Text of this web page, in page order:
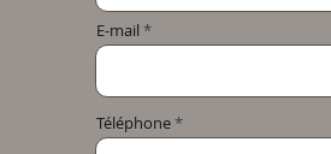
E-mail
Téléphone